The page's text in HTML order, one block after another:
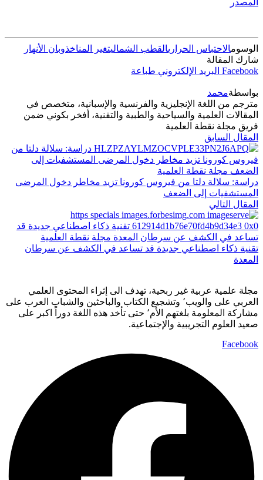
المصدر
الوسومالاحتباس الحراريالقطب الشماليتغير المناخذوبان الأنهار
شارك المقالة
Facebook البريد الإلكتروني طباعة
بواسطةمحمد
مترجم من اللغة الإنجليزية والفرنسية والإسبانية، متخصص في
المقالات العلمية والسياحية والطبية والتقنية، أفخر بكوني ضمن
فريق مجلة نقطة العلمية
المقال السابق
دراسة: سلالة دلتا من فيروس كورونا تزيد مخاطر دخول المرضى
المستشفيات إلى الضعف
المقال التالي
تقنية ذكاء اصطناعي جديدة قد تساعد في الكشف عن سرطان
المعدة
مجلة علمية عربية غير ربحية، تهدف الى إثراء المحتوى العلمي
العربي على والويب٬ وتشجيع الكتاب والباحثين والشباب العرب على
مشاركة المعلومة بلغتهم الأم٬ حتى تأخد هذه اللغة دوراً اكبر على
صعيد العلوم التجريبية والإجتماعية.
Facebook